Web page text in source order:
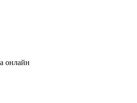
онлайн